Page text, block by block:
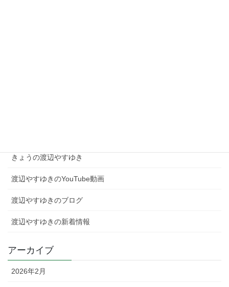
きょうの渡辺やすゆき
渡辺やすゆきのYouTube動画
渡辺やすゆきのブログ
渡辺やすゆきの新着情報
アーカイブ
2026年2月